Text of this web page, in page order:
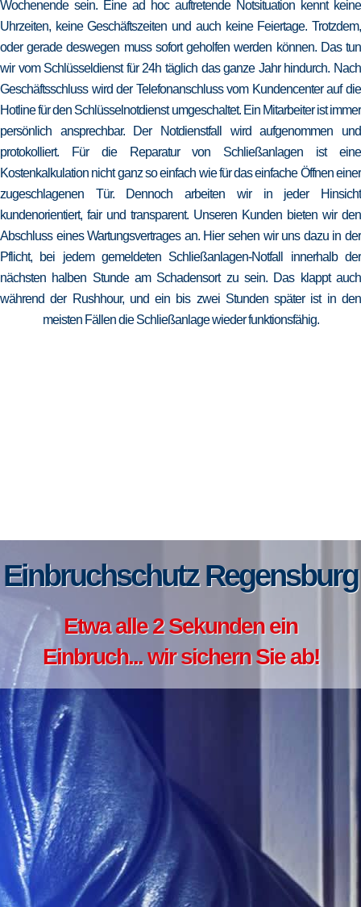
Wochenende sein. Eine ad hoc auftretende Notsituation kennt keine
Uhrzeiten, keine Geschäftszeiten und auch keine Feiertage. Trotzdem,
oder gerade deswegen muss sofort geholfen werden können. Das tun
wir vom Schlüsseldienst für 24h täglich das ganze Jahr hindurch. Nach
Geschäftsschluss wird der Telefonanschluss vom Kundencenter auf die
Hotline für den Schlüsselnotdienst umgeschaltet. Ein Mitarbeiter ist immer
persönlich ansprechbar. Der Notdienstfall wird aufgenommen und
protokolliert. Für die Reparatur von Schließanlagen ist eine
Kostenkalkulation nicht ganz so einfach wie für das einfache Öffnen einer
zugeschlagenen Tür. Dennoch arbeiten wir in jeder Hinsicht
kundenorientiert, fair und transparent. Unseren Kunden bieten wir den
Abschluss eines Wartungsvertrages an. Hier sehen wir uns dazu in der
Pflicht, bei jedem gemeldeten Schließanlagen-Notfall innerhalb der
nächsten halben Stunde am Schadensort zu sein. Das klappt auch
während der Rushhour, und ein bis zwei Stunden später ist in den
meisten Fällen die Schließanlage wieder funktionsfähig.
Einbruchschutz Regensburg
Etwa alle 2 Sekunden ein
Einbruch... wir sichern Sie ab!